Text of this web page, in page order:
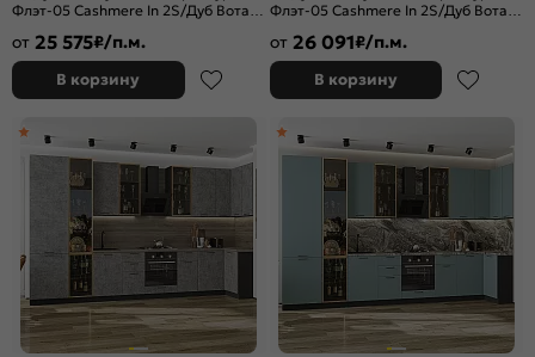
Флэт-05 Cashmere In 2S/Дуб Вотан
от 25 575₽/п.м.
В корзину
Флэт-05 Cashmere In 2S/Дуб Вотан
стекло
от 26 091₽/п.м.
В корзину